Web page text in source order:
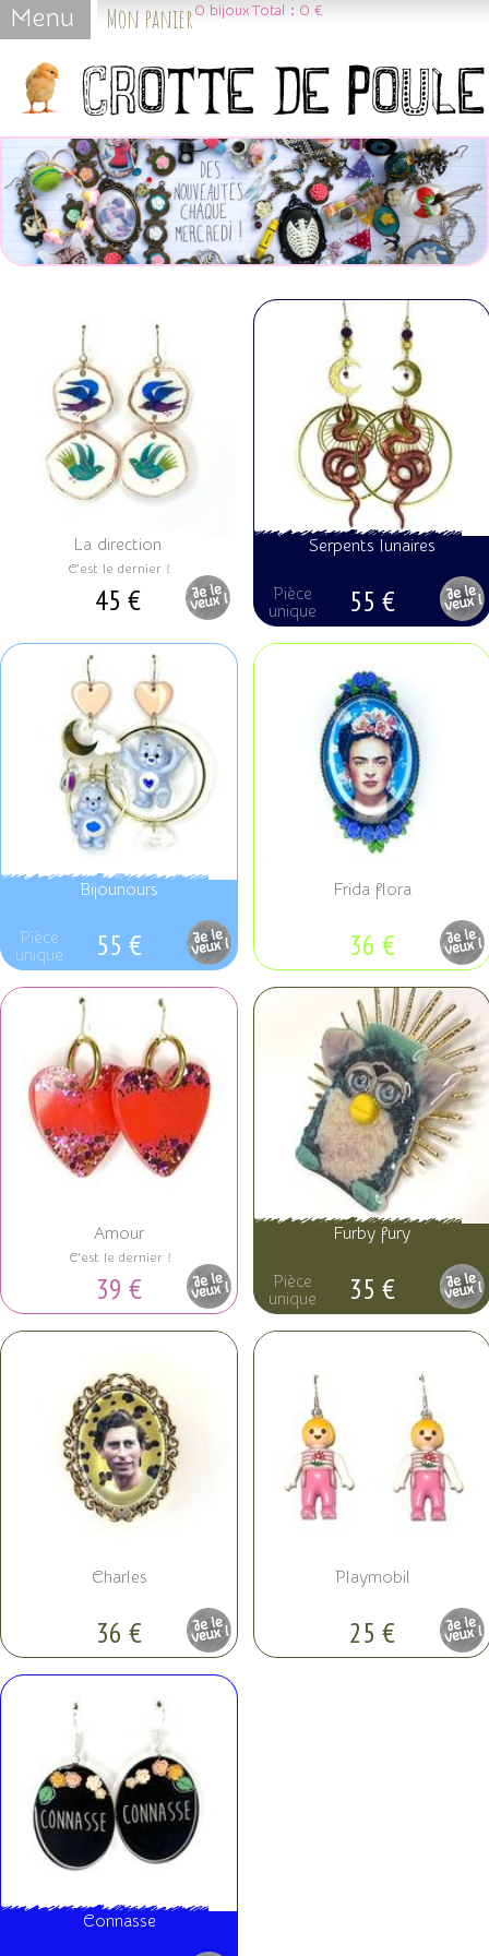
Jump to navigation
Mon panier0 bijouxTotal : 0 €
La direction
45 €
C'est le dernier !
Serpents lunaires
Pièce
unique
55 €
Bijounours
Pièce
unique
55 €
Frida flora
36 €
Amour
39 €
C'est le dernier !
Furby fury
Pièce
unique
35 €
Charles
36 €
Playmobil
25 €
Connasse
Menu